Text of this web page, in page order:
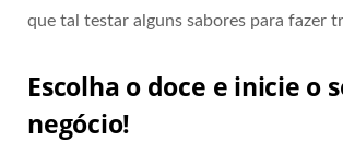
que tal testar alguns sabores para fazer
Escolha o doce e inicie o
negócio!